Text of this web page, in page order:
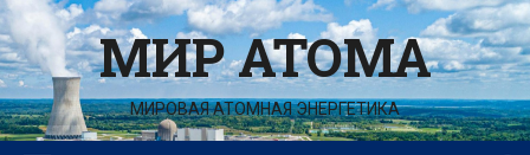
Перейти
к
содержимомуМИР АТОМА
МИРОВАЯ АТОМНАЯ ЭНЕРГЕТИКА